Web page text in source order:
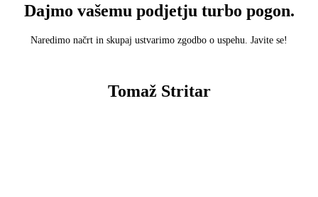
Dajmo vašemu podjetju turbo pogon.
Naredimo načrt in skupaj ustvarimo zgodbo o uspehu. Javite se!
Tomaž Stritar